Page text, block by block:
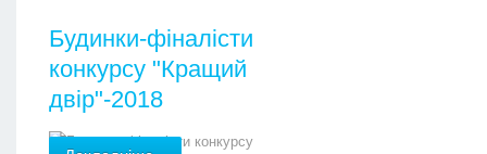
Будинки-фіналісти
конкурсу "Кращий
двір"-2018